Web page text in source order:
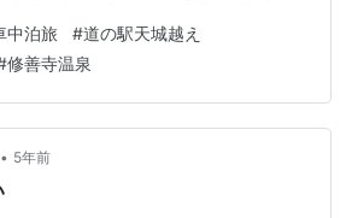
「さわやかハンバーグ」を食べよう！
島公園に寄ろう！ 修善寺で夜の観光
で修善寺の温泉を堪能しよう！ 居酒屋
「ズガニうどん」を食べよう！ 道の
車中泊をしよう！ 道の駅「天城越え」
飯」を…
中泊旅 #道の駅天城越え
修善寺温泉
• 5年前